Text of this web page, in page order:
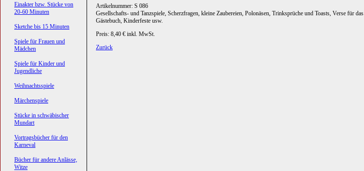
Artikelnummer: S 086
Gesellschafts- und Tanzspiele, Scherzfragen, kleine Zaubereien, Polonäsen, Trinksprüche und Toasts, Verse für das
Gästebuch, Kinderfeste usw.
Preis: 8,40 € inkl. MwSt.
Zurück
Einakter bzw. Stücke von
20-60 Minuten
Sketche bis 15 Minuten
Spiele für Frauen und
Mädchen
Spiele für Kinder und
Jugendliche
Weihnachtsspiele
Märchenspiele
Stücke in schwäbischer
Mundart
Vortragsbücher für den
Karneval
Bücher für andere Anlässe,
Witze